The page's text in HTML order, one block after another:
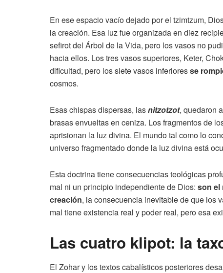
En ese espacio vacío dejado por el tzimtzum,
la creación. Esa luz fue organizada en diez
sefirot del Árbol de la Vida, pero los vasos no
hacia ellos. Los tres vasos superiores, Keter,
dificultad, pero los siete vasos inferioresse
cosmos.
Esas chispas dispersas, lasnitzotzot, quedaron
brasas envueltas en ceniza. Los fragmentos de
aprisionan la luz divina. El mundo tal como lo
universo fragmentado donde la luz divina está
Esta doctrina tiene consecuencias teológicas
mal ni un principio independiente de Dios: son el
creación, la consecuencia inevitable de que los
mal tiene existencia real y poder real, pero esa
Las cuatro klipot: la
El Zohar y los textos cabalísticos posteriores